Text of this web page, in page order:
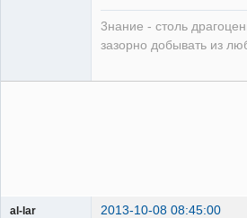
3нание - столь
зазорно добывать из
al-lar 2013-10-08 08:45:00